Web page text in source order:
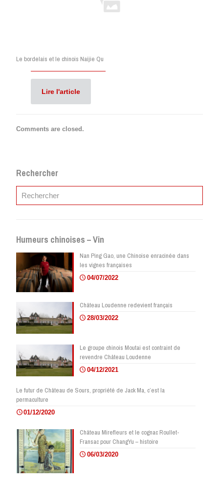
Le bordelais et le chinois Naijie Qu
Lire l'article
Comments are closed.
Rechercher
Humeurs chinoises – Vin
Nan Ping Gao, une Chinoise enracinée dans
les vignes françaises
04/07/2022
Château Loudenne redevient français
28/03/2022
Le groupe chinois Moutai est contraint de
revendre Château Loudenne
04/12/2021
Le futur de Château de Sours, propriété de Jack Ma, c’est la
permaculture
01/12/2020
Château Mirefleurs et le cognac Roullet-
Fransac pour ChangYu – histoire
06/03/2020